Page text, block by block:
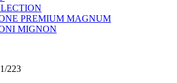
PREMIUM MAGNUM
MIGNON
223